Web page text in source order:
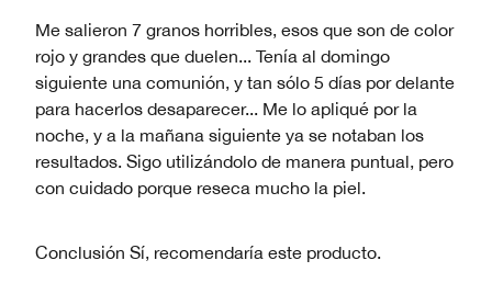
Me salieron 7 granos horribles, esos que son de color
rojo y grandes que duelen... Tenía al domingo
siguiente una comunión, y tan sólo 5 días por delante
para hacerlos desaparecer... Me lo apliqué por la
noche, y a la mañana siguiente ya se notaban los
resultados. Sigo utilizándolo de manera puntual, pero
con cuidado porque reseca mucho la piel.
Conclusión Sí, recomendaría este producto.